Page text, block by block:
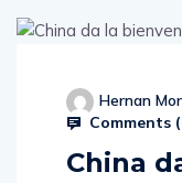
Hernan
Comments (
China